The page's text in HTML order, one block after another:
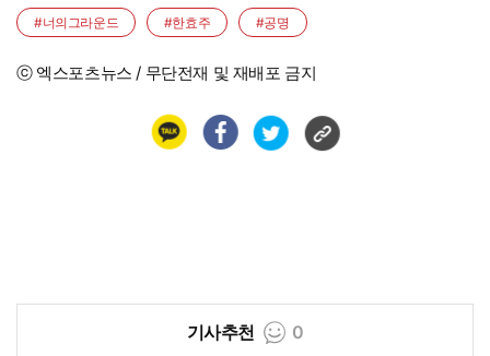
#너의그라운드 #한효주 #공명
ⓒ 엑스포츠뉴스 / 무단전재 및 재배포 금지
기사추천 0